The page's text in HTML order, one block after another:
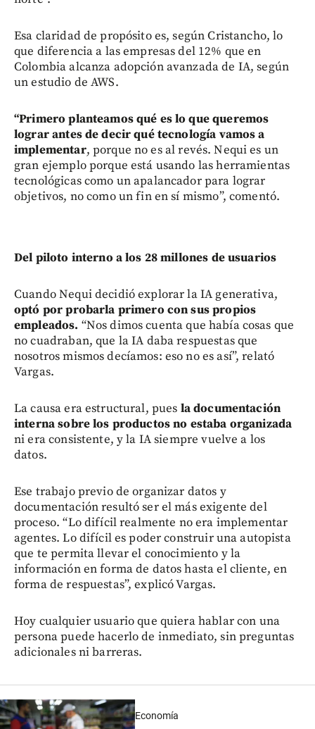
Esa claridad de propósito es, según Cristancho, lo
que diferencia a las empresas del 12% que en
Colombia alcanza adopción avanzada de IA, según
un estudio de AWS.
“Primero planteamos qué es lo que queremos
lograr antes de decir qué tecnología vamos a
implementar, porque no es al revés. Nequi es un
gran ejemplo porque está usando las herramientas
tecnológicas como un apalancador para lograr
objetivos, no como un fin en sí mismo”, comentó.
Del piloto interno a los 28 millones de usuarios
Cuando Nequi decidió explorar la IA generativa,
optó por probarla primero con sus propios
empleados. “Nos dimos cuenta que había cosas que
no cuadraban, que la IA daba respuestas que
nosotros mismos decíamos: eso no es así”, relató
Vargas.
La causa era estructural, pues la documentación
interna sobre los productos no estaba organizada
ni era consistente, y la IA siempre vuelve a los
datos.
Ese trabajo previo de organizar datos y
documentación resultó ser el más exigente del
proceso. “Lo difícil realmente no era implementar
agentes. Lo difícil es poder construir una autopista
que te permita llevar el conocimiento y la
información en forma de datos hasta el cliente, en
forma de respuestas”, explicó Vargas.
Hoy cualquier usuario que quiera hablar con una
persona puede hacerlo de inmediato, sin preguntas
adicionales ni barreras.
Economía